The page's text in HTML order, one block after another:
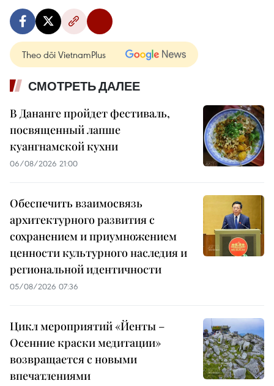
Theo dõi VietnamPlus
СМОТРЕТЬ ДАЛЕЕ
В Дананге пройдет фестиваль,
посвященный лапше
куангнамской кухни
06/08/2026 21:00
Обеспечить взаимосвязь
архитектурного развития с
сохранением и приумножением
ценности культурного наследия и
региональной идентичности
05/08/2026 07:36
Цикл мероприятий «Йенты –
Осенние краски медитации»
возвращается с новыми
впечатлениями